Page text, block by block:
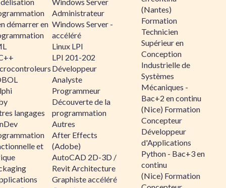
démarrer en
langages
et
Administrateur
Windows Server -
accéléré
Linux LPI
LPI 201-202
Développeur
Analyste
Programmeur
Découverte de la
programmation
Autres
After Effects
(Adobe)
AutoCAD 2D-3D /
Revit Architecture
Graphiste accéléré
(Nantes)
Formation
Technicien
Supérieur en
Conception
Industrielle de
Systèmes
Mécaniques -
Bac+2 en continu
(Nice) Formation
Concepteur
Développeur
d'Applications
Python - Bac+3 en
continu
(Nice) Formation